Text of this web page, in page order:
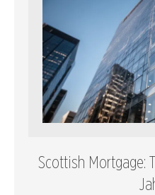
Scottish Mortgage: